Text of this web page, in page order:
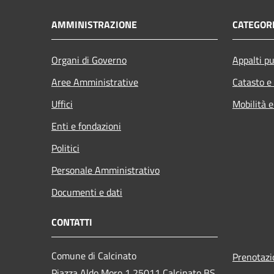
AMMINISTRAZIONE
Organi di Governo
Aree Amministrative
Uffici
Enti e fondazioni
Politici
Personale Amministrativo
Documenti e dati
Appalti
Catasto
Mobilità
CONTATTI
Comune di Calcinato